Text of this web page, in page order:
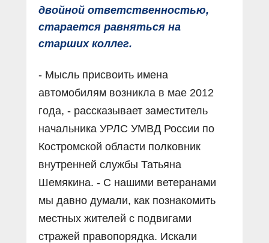
двойной ответственностью,
старается равняться на
старших коллег.
- Мысль присвоить имена
автомобилям возникла в мае 2012
года, - рассказывает заместитель
начальника УРЛС УМВД России по
Костромской области полковник
внутренней службы Татьяна
Шемякина. - С нашими ветеранами
мы давно думали, как познакомить
местных жителей с подвигами
стражей правопорядка. Искали